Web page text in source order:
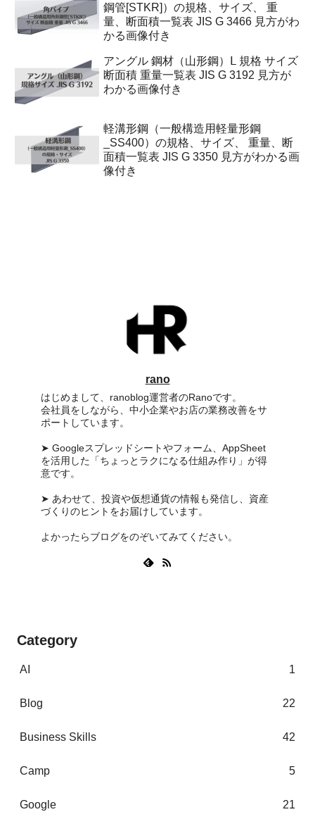
鋼管[STKR]）の規格、サイズ、 重
量、断面積一覧表 JIS G 3466 見方がわ
かる画像付き
アングル 鋼材（山形鋼）Ⅼ 規格 サイズ
断面積 重量一覧表 JIS G 3192 見方が
わかる画像付き
軽溝形鋼（一般構造用軽量形鋼
_SS400）の規格、サイズ、 重量、断
面積一覧表 JIS G 3350 見方がわかる画
像付き
rano
はじめまして、ranoblog運営者のRanoです。
会社員をしながら、中小企業やお店の業務改善をサ
ポートしています。
➤ Googleスプレッドシートやフォーム、AppSheet
を活用した「ちょっとラクになる仕組み作り」が得
意です。
➤ あわせて、投資や仮想通貨の情報も発信し、資産
づくりのヒントをお届けしています。
よかったらブログをのぞいてみてください。
Category
AI 1
Blog 22
Business Skills 42
Camp 5
Google 21